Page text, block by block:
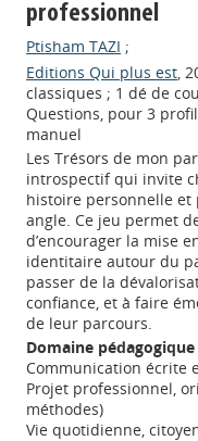
professionnel
Ptisham TAZI ;
Editions Qui plus est,
classiques ; 1 dé de
Questions, pour 3
manuel
Les Trésors de mon
introspectif qui invite
histoire personnelle et
angle. Ce jeu permet
d’encourager la mise
identitaire autour du
passer de la
confiance, et à faire
de leur parcours.
Domaine pédagogique
Communication écrite
Projet professionnel,
méthodes)
Vie quotidienne,